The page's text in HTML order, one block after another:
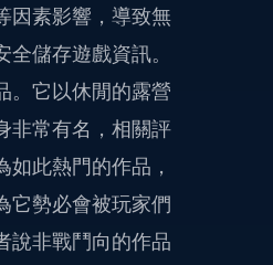
因素影響，導致無
儲存遊戲資訊。
。它以休閒的露營
非常有名，相關評
此熱門的作品，
它勢必會被玩家們
說非戰鬥向的作品